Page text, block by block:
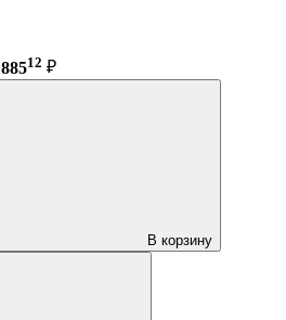
88512 ₽
В корзину